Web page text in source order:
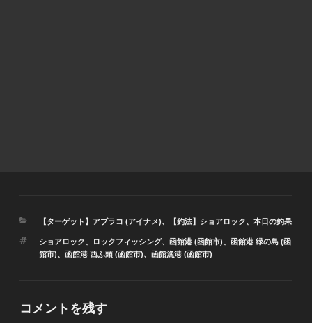
カ
ゴ
リ
【ターゲット】アブラコ (アイナメ)、 【釣法】ショアロック、 本日の釣果
タ
グ
ショアロック、 ロックフィッシング、 函館港 (函館市)、 函館港 緑の島 (函
館市)、 函館港 西ふ頭 (函館市)、 函館漁港 (函館市)
コメントを残す